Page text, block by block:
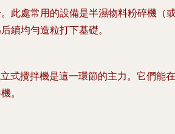
此處常用的設備是半濕物料粉碎機 （
續均勻造粒打下基礎。
立式攪拌機是這一環節的主力。它們能
。